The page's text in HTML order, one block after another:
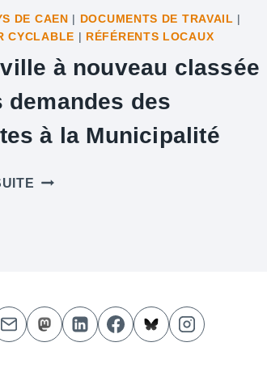
DE CAEN | DOCUMENTS DE TRAVAIL |
CYCLABLE | RÉFÉRENTS LOCAUX
à nouveau classée
demandes des
à la Municipalité
HÉROUVILLE
DEMANDES
DES